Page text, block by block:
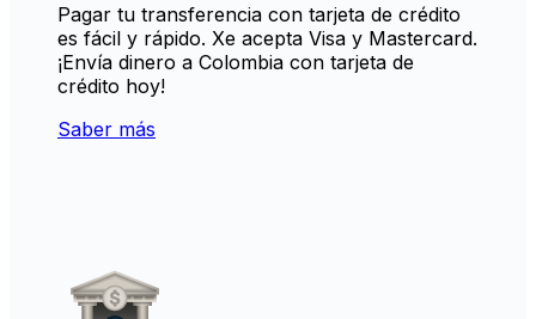
Pagar tu transferencia con tarjeta de crédito
es fácil y rápido. Xe acepta Visa y Mastercard.
¡Envía dinero a Colombia con tarjeta de
crédito hoy!
Saber más